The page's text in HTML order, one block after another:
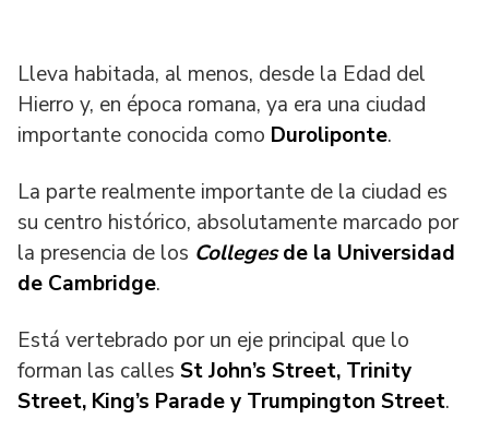
Lleva habitada, al menos, desde la Edad del
Hierro y, en época romana, ya era una ciudad
importante conocida como Duroliponte.
La parte realmente importante de la ciudad es
su centro histórico, absolutamente marcado por
la presencia de los Collegesde la Universidad
de Cambridge.
Está vertebrado por un eje principal que lo
forman las calles St John’s Street, Trinity
Street, King’s Parade y Trumpington Street.